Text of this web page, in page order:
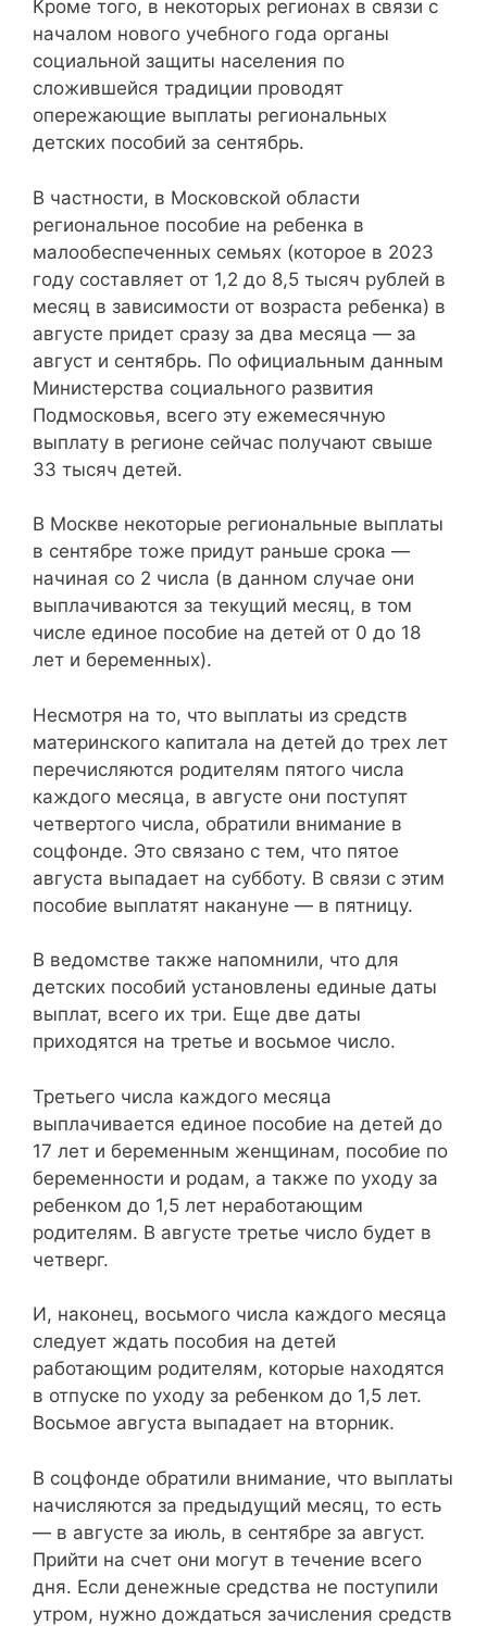
Кроме того, в некоторых регионах в связи с
началом нового учебного года органы
социальной защиты населения по
сложившейся традиции проводят
опережающие выплаты региональных
детских пособий за сентябрь.
В частности, в Московской области
региональное пособие на ребенка в
малообеспеченных семьях (которое в 2023
году составляет от 1,2 до 8,5 тысяч рублей в
месяц в зависимости от возраста ребенка) в
августе придет сразу за два месяца — за
август и сентябрь. По официальным данным
Министерства социального развития
Подмосковья, всего эту ежемесячную
выплату в регионе сейчас получают свыше
33 тысяч детей.
В Москве некоторые региональные выплаты
в сентябре тоже придут раньше срока —
начиная со 2 числа (в данном случае они
выплачиваются за текущий месяц, в том
числе единое пособие на детей от 0 до 18
лет и беременных).
Несмотря на то, что выплаты из средств
материнского капитала на детей до трех лет
перечисляются родителям пятого числа
каждого месяца, в августе они поступят
четвертого числа, обратили внимание в
соцфонде. Это связано с тем, что пятое
августа выпадает на субботу. В связи с этим
пособие выплатят накануне — в пятницу.
В ведомстве также напомнили, что для
детских пособий установлены единые даты
выплат, всего их три. Еще две даты
приходятся на третье и восьмое число.
Третьего числа каждого месяца
выплачивается единое пособие на детей до
17 лет и беременным женщинам, пособие по
беременности и родам, а также по уходу за
ребенком до 1,5 лет неработающим
родителям. В августе третье число будет в
четверг.
И, наконец, восьмого числа каждого месяца
следует ждать пособия на детей
работающим родителям, которые находятся
в отпуске по уходу за ребенком до 1,5 лет.
Восьмое августа выпадает на вторник.
В соцфонде обратили внимание, что выплаты
начисляются за предыдущий месяц, то есть
— в августе за июль, в сентябре за август.
Прийти на счет они могут в течение всего
дня. Если денежные средства не поступили
утром, нужно дождаться зачисления средств